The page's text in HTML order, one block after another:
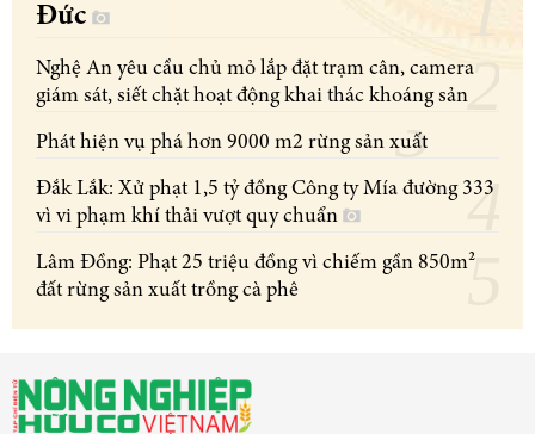
Đức
Nghệ An yêu cầu chủ mỏ lắp đặt trạm cân, camera
giám sát, siết chặt hoạt động khai thác khoáng sản
Phát hiện vụ phá hơn 9000 m2 rừng sản xuất
Đắk Lắk: Xử phạt 1,5 tỷ đồng Công ty Mía đường 333
vì vi phạm khí thải vượt quy chuẩn
Lâm Đồng: Phạt 25 triệu đồng vì chiếm gần 850m²
đất rừng sản xuất trồng cà phê